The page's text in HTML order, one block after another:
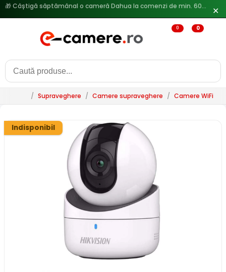
Reduceri de pana la 25% doar in luna iulie → Vezi ofertele ✕
0 0
/ Supraveghere / Camere supraveghere / Camere WiFi &
Indisponibil